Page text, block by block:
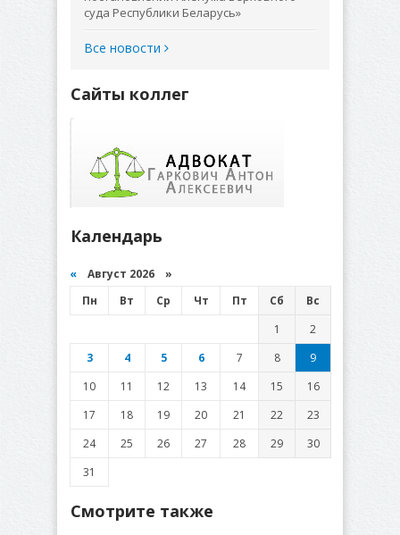
суда Республики Беларусь»
Все новости
Сайты коллег
Календарь
« Август 2026 »
Пн
Вт Ср Чт Пт Сб
Вс
1
2
3
4 5 6 7 8
9
10
11 12 13 14 15
16
17
18 19 20 21 22
23
24
25 26 27 28 29
30
31
Смотрите также